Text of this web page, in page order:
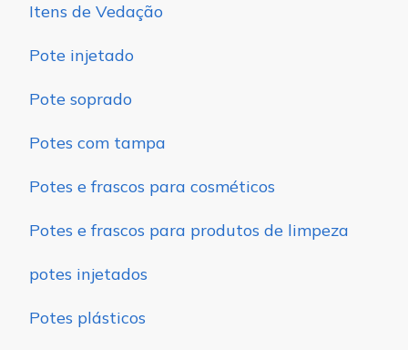
Itens de Vedação
Pote injetado
Pote soprado
Potes com tampa
Potes e frascos para cosméticos
Potes e frascos para produtos de limpeza
potes injetados
Potes plásticos